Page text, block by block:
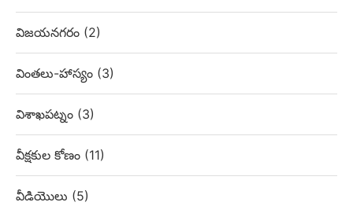
విజయనగరం (2)
వింతలు-హాస్యం (3)
విశాఖపట్నం (3)
వీక్షకుల కోణం (11)
వీడియొలు (5)